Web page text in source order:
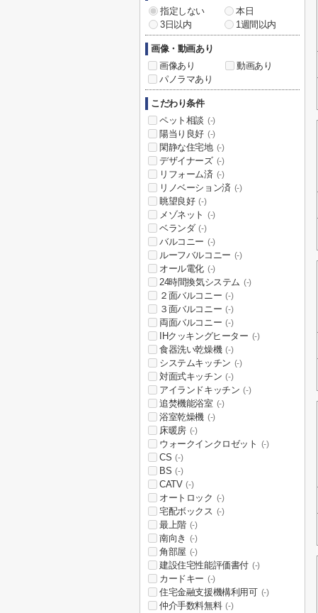
指定しない
本日
3日以内
1週間以内
画像・動画あり
画像あり
動画あり
パノラマあり
こだわり条件
ペット相談 (-)
陽当り良好 (-)
閑静な住宅地 (-)
デザイナーズ (-)
リフォーム済 (-)
リノベーション済 (-)
眺望良好 (-)
メゾネット (-)
ベランダ (-)
バルコニー (-)
ルーフバルコニー (-)
オール電化 (-)
24時間換気システム (-)
２面バルコニー (-)
３面バルコニー (-)
両面バルコニー (-)
IHクッキングヒーター (-)
食器洗い乾燥機 (-)
システムキッチン (-)
対面式キッチン (-)
アイランドキッチン (-)
追焚機能浴室 (-)
浴室乾燥機 (-)
床暖房 (-)
ウォークインクロゼット (-)
CS (-)
BS (-)
CATV (-)
オートロック (-)
宅配ボックス (-)
最上階 (-)
南向き (-)
角部屋 (-)
建設住宅性能評価書付 (-)
カードキー (-)
住宅金融支援機構利用可 (-)
仲介手数料無料 (-)